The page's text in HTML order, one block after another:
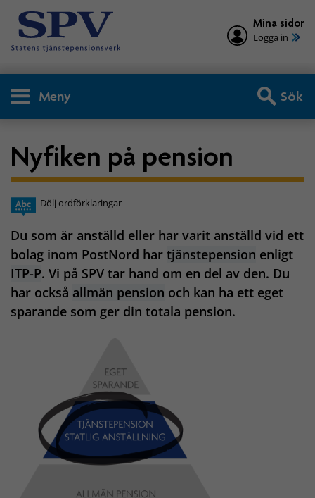
Mina sidor
Logga in
Meny Sök
Nyfiken på pension
Dölj ordförklaringar
Du som är anställd eller har varit anställd vid ett
bolag inom PostNord har tjänstepension enligt
ITP-P. Vi på SPV tar hand om en del av den. Du
har också allmän pension och kan ha ett eget
sparande som ger din totala pension.